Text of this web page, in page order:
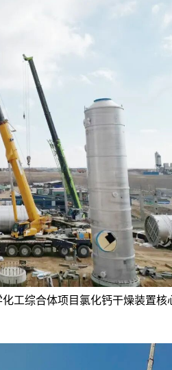
工综合体项目氯化钙干燥装置